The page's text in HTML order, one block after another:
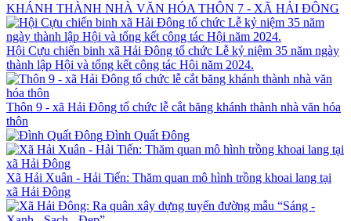
KHÁNH THÀNH NHÀ VĂN HÓA THÔN 7 - XÃ HẢI ĐÔNG
Hội Cựu chiến binh xã Hải Đông tổ chức Lễ kỷ niệm 35 năm ngày
thành lập Hội và tổng kết công tác Hội năm 2024.
Thôn 9 - xã Hải Đông tổ chức lễ cắt băng khánh thành nhà văn hóa
thôn
Đình Quất Đông
Xã Hải Xuân - Hải Tiến: Thăm quan mô hình trồng khoai lang tại
xã Hải Đông